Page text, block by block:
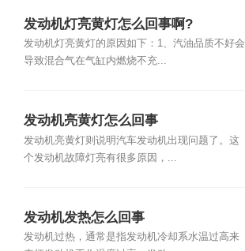
发动机灯亮黄灯怎么回事啊?
发动机灯亮黄灯的原因如下：1、汽油品质不好会
导致混合气在气缸内燃烧不充...
发动机亮黄灯怎么回事
发动机亮黄灯则说明汽车发动机出现问题了。这
个发动机故障灯亮有很多原因，...
发动机发热怎么回事
发动机过热，通常是指发动机冷却系水温过高来